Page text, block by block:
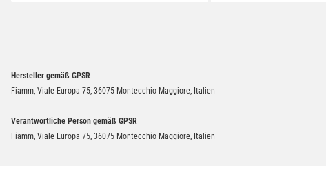
Hersteller gemäß GPSR
Fiamm, Viale Europa 75, 36075 Montecchio Maggiore, Italien
Verantwortliche Person gemäß GPSR
Fiamm, Viale Europa 75, 36075 Montecchio Maggiore, Italien